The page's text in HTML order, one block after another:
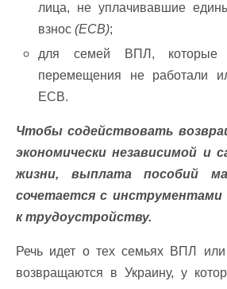
лица, не уплачивавшие
взнос(ЕСВ);
для семей ВПЛ, которые
перемещения не работали
ЕСВ.
Чтобы содействовать
экономически независимой и
жизни, выплата пособий
сочетается с инструментами
к трудоустройству.
Речь идет о тех семьях ВПЛ
возвращаются в Украину, у